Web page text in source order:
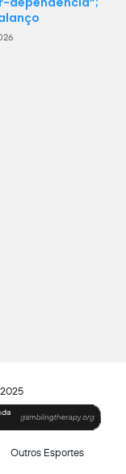
Outros Esportes